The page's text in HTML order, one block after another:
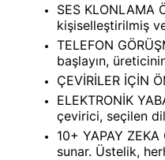
SES KLONLAMA
kişiselleştirilmiş
TELEFON
başlayın,
ÇEVİRİLER İÇİN
ELEKTRONİK
çevirici, seçilen
10+ YAPAY
sunar. Üstelik,